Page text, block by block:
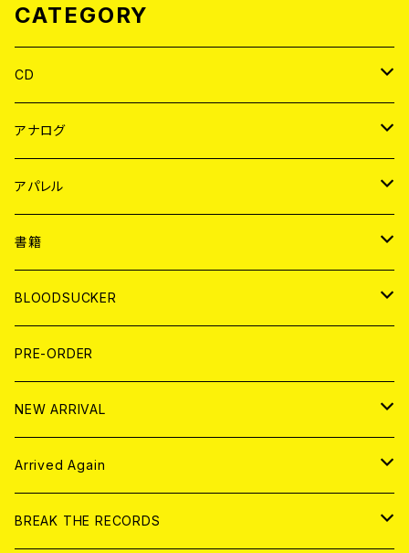
CATEGORY
CD
JAPAN
WORLD
アナログ
JAPAN
７EP
LP
WORLD
7EP
LP
アパレル
JAPAN
T-shirt
HOOD
WORLD
T-shirt
HOOD
書籍
MAGAZINE
BOLLOCKS
EL ZINE
写真集 (PHOTOBOOK)
BLOODSUCKER
CD
アナログ
アパレル
書籍
PRE-ORDER
NEW ARRIVAL
CD
アナログ
Arrived Again
CD
BREAK THE RECORDS